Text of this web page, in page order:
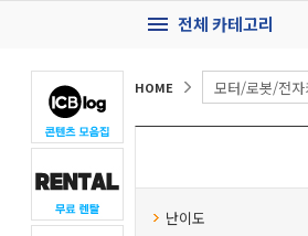
전체 카테고리
HOME
난이도